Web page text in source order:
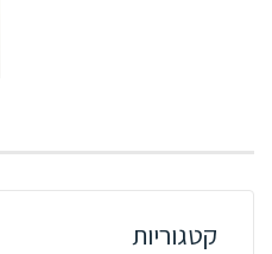
קטגוריות